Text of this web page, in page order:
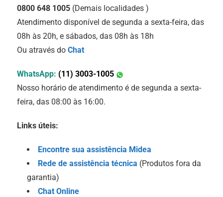
0800 648 1005 (Demais localidades )
Atendimento disponível de segunda a sexta-feira, das
08h às 20h, e sábados, das 08h às 18h
Ou através do Chat
WhatsApp: (11) 3003-1005
Nosso horário de atendimento é de segunda a sexta-
feira, das 08:00 às 16:00.
Links úteis:
Encontre sua assistência Midea
Rede de assistência técnica (Produtos fora da
garantia)
Chat Online